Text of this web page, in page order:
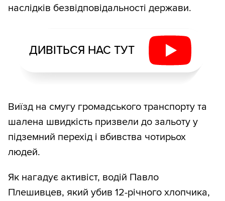
наслідків безвідповідальності держави.
ДИВІТЬСЯ НАС ТУТ
Виїзд на смугу громадського транспорту та
шалена швидкість призвели до зальоту у
підземний перехід і вбивства чотирьох
людей.
Як нагадує активіст, водій Павло
Плешивцев, який убив 12-річного хлопчика,